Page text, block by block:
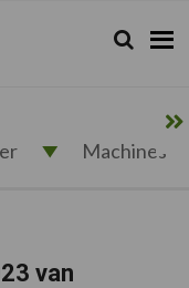
Zoeken...
Zoek
Machines
van